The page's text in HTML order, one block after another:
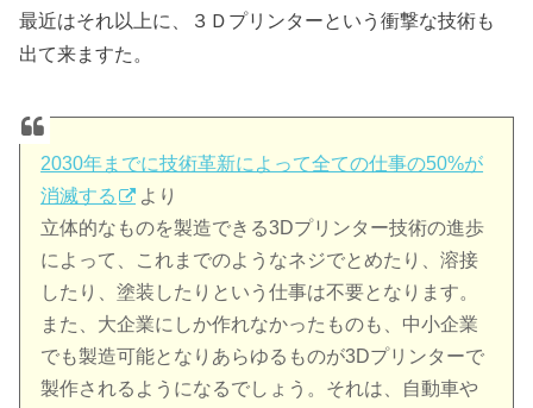
最近はそれ以上に、３Ｄプリンターという衝撃な技術も
出て来ますた。
2030年までに技術革新によって全ての仕事の50%が
消滅する
より
立体的なものを製造できる3Dプリンター技術の進歩
によって、これまでのようなネジでとめたり、溶接
したり、塗装したりという仕事は不要となります。
また、大企業にしか作れなかったものも、中小企業
でも製造可能となりあらゆるものが3Dプリンターで
製作されるようになるでしょう。それは、自動車や